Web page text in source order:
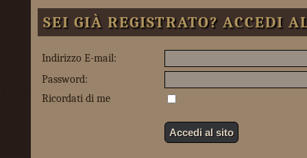
SEI GIÀ REGISTRATO? ACCEDI
Indirizzo E-mail:
Password:
Ricordati di me